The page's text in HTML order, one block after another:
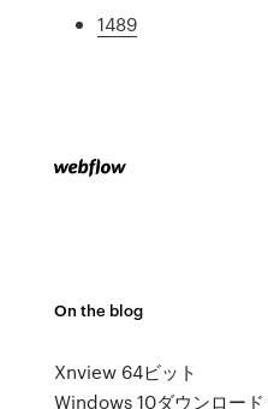
1489
On the blog
Xnview 64ビット
Windows 10ダウンロード